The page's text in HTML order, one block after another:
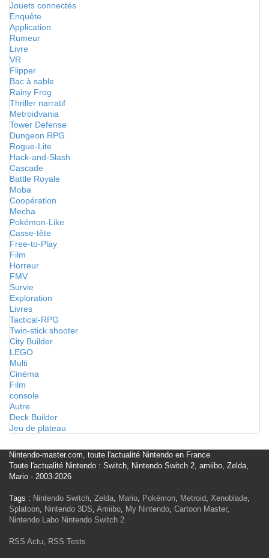
Jouets connectés
Enquête
Application
Rumeur
Livre
VR
Flipper
Bac à sable
Rainy Frog
Thriller narratif
Metroidvania
Tower Defense
Dungeon RPG
Rogue-Lite
Hack-and-Slash
Cascade
Battle Royale
Moba
Coopération
Mecha
Pokémon-Like
Casse-tête
Free-to-Play
Film
Horreur
FMV
Survie
Exploration
Livres
Tactical-RPG
Twin-stick shooter
City Builder
LEGO
Multi
Cinéma
Film
console
Autre
Deck Builder
Jeu de plateau
Nintendo-master.com, toute l'actualité Nintendo en France
Toute l'actualité Nintendo : Switch, Nintendo Switch 2, amiibo, Zelda,
Mario - 2003-2026
Tags : Nintendo Switch, Zelda, Mario, Pokémon, Metroid, Xenoblade,
Splatoon, Nintendo 3DS, Amiibo, My Nintendo, Cartoon Master,
Nintendo Labo Nintendo Switch 2
RSS Actu, RSS Tests